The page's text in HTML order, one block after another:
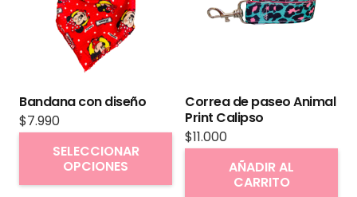
Bandana con diseño
$7.990
SELECCIONAR
OPCIONES
Este
producto
tiene
Correa de paseo Animal
Print Calipso
$11.000
AÑADIR AL
CARRITO